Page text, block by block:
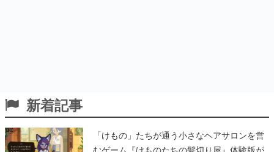
新着記事
「けもの」たちが通う小さなヘアサロンを営
むゲーム『けものたちの髪切り屋』体験版が